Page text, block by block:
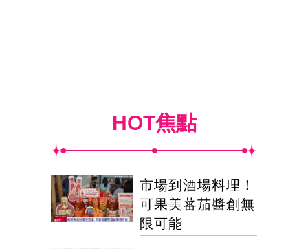
HOT焦點
市場到酒場料理！
可果美蕃茄醬創無
限可能